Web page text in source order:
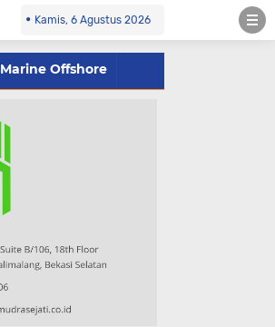
Kamis, 6 Agustus 2026
Marine Offshore